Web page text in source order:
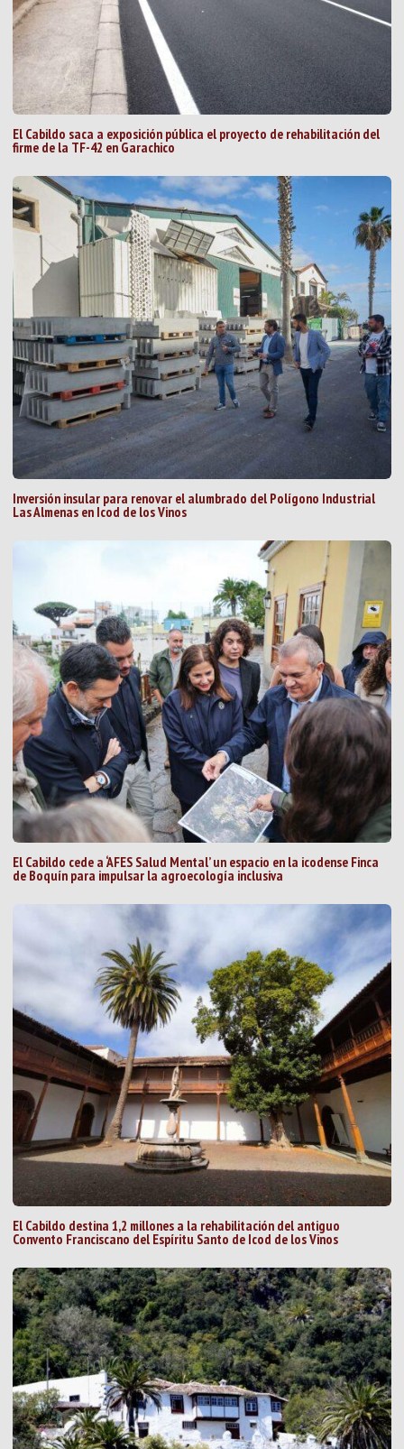
El Cabildo saca a exposición pública el proyecto de rehabilitación del
firme de la TF-42 en Garachico
Inversión insular para renovar el alumbrado del Polígono Industrial
Las Almenas en Icod de los Vinos
El Cabildo cede a ‘AFES Salud Mental’ un espacio en la icodense Finca
de Boquín para impulsar la agroecología inclusiva
El Cabildo destina 1,2 millones a la rehabilitación del antiguo
Convento Franciscano del Espíritu Santo de Icod de los Vinos